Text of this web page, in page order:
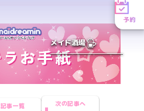
予約
メイド酒場
記事一覧 次の記事へ